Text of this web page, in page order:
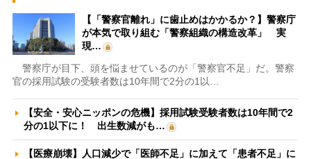
【「警察官離れ」に歯止めはかかるか？】警察庁
が本気で取り組む「警察組織の構造改革」 実
現…
警察庁が目下、頭を悩ませているのが「警察官不足」だ。警察
官の採用試験の受験者数は10年間で2分の1以…
【安全・安心ニッポンの危機】採用試験受験者数は10年間で2
分の1以下に！ 出生数減がも…
【医療崩壊】人口減少で「医師不足」に加えて「患者不足」に